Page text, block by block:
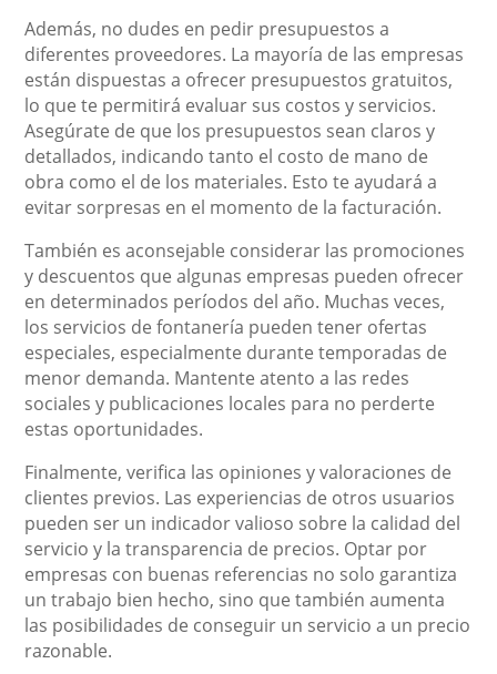
Además, no dudes en pedir presupuestos a
diferentes proveedores. La mayoría de las empresas
están dispuestas a ofrecer presupuestos gratuitos,
lo que te permitirá evaluar sus costos y servicios.
Asegúrate de que los presupuestos sean claros y
detallados, indicando tanto el costo de mano de
obra como el de los materiales. Esto te ayudará a
evitar sorpresas en el momento de la facturación.
También es aconsejable considerar las promociones
y descuentos que algunas empresas pueden ofrecer
en determinados períodos del año. Muchas veces,
los servicios de fontanería pueden tener ofertas
especiales, especialmente durante temporadas de
menor demanda. Mantente atento a las redes
sociales y publicaciones locales para no perderte
estas oportunidades.
Finalmente, verifica las opiniones y valoraciones de
clientes previos. Las experiencias de otros usuarios
pueden ser un indicador valioso sobre la calidad del
servicio y la transparencia de precios. Optar por
empresas con buenas referencias no solo garantiza
un trabajo bien hecho, sino que también aumenta
las posibilidades de conseguir un servicio a un precio
razonable.